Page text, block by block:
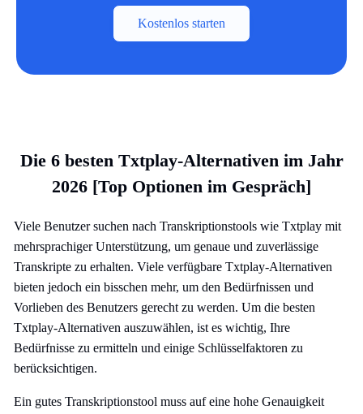
Kostenlos starten
Die 6 besten Txtplay-Alternativen im Jahr
2026 [Top Optionen im Gespräch]
Viele Benutzer suchen nach Transkriptionstools wie Txtplay mit
mehrsprachiger Unterstützung, um genaue und zuverlässige
Transkripte zu erhalten. Viele verfügbare Txtplay-Alternativen
bieten jedoch ein bisschen mehr, um den Bedürfnissen und
Vorlieben des Benutzers gerecht zu werden. Um die besten
Txtplay-Alternativen auszuwählen, ist es wichtig, Ihre
Bedürfnisse zu ermitteln und einige Schlüsselfaktoren zu
berücksichtigen.
Ein gutes Transkriptionstool muss auf eine hohe Genauigkeit